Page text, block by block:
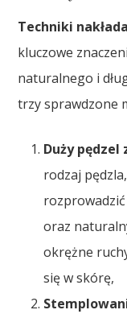
Techniki
kluczowe
naturalnego i
trzy sprawdzone
Duży pędzel
rodzaj
oraz
okrężne
się w skórę,